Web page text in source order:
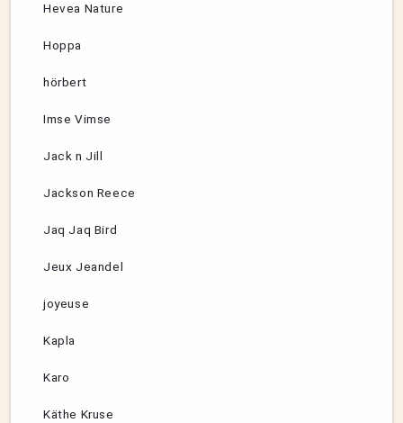
Hevea Nature
Hoppa
hörbert
Imse Vimse
Jack n Jill
Jackson Reece
Jaq Jaq Bird
Jeux Jeandel
joyeuse
Kapla
Karo
Käthe Kruse